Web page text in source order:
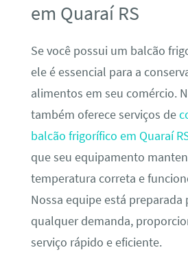
em Quaraí RS
Se você possui um balcão
ele é essencial para a
alimentos em seu comércio.
também oferece serviços de
balcão frigorífico em Quaraí
que seu equipamento
temperatura correta e
Nossa equipe está preparada
qualquer demanda,
serviço rápido e eficiente.